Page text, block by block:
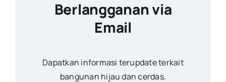
Berlangganan via
Email
Dapatkan informasi terupdate terkait
bangunan hijau dan cerdas.